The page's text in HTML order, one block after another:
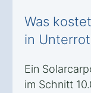
Was
in
Ein
im Schnitt